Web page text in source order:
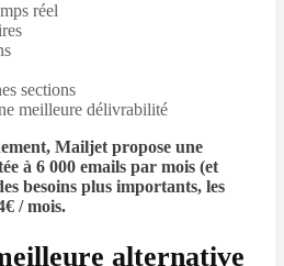
réel
sections
meilleure délivrabilité
Mailjet propose une
à 6 000 emails par mois (et
besoins plus importants, les
/ mois.
alternative